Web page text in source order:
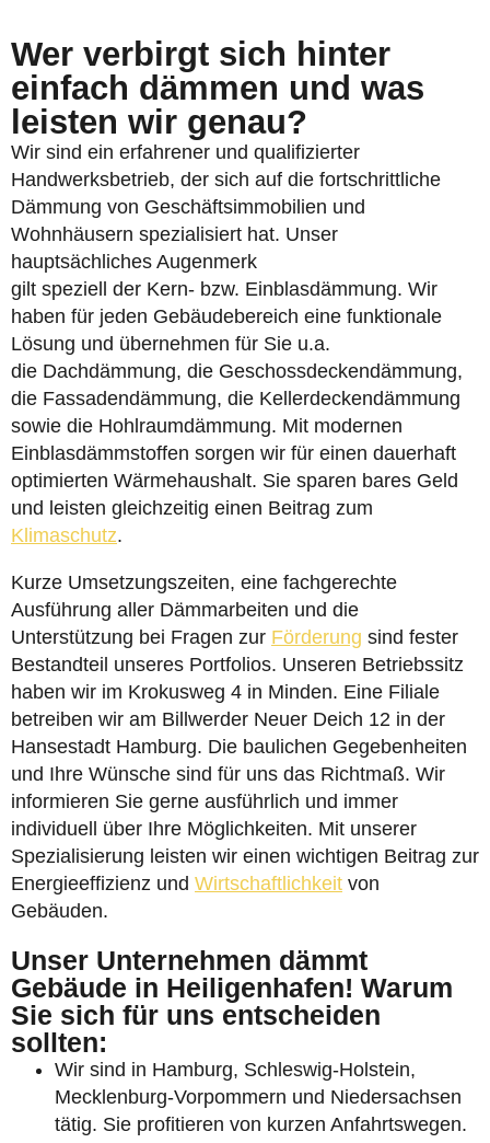
Wer verbirgt sich hinter
einfach dämmen und was
leisten wir genau?
Wir sind ein erfahrener und qualifizierter
Handwerksbetrieb, der sich auf die fortschrittliche
Dämmung von Geschäftsimmobilien und
Wohnhäusern spezialisiert hat. Unser
hauptsächliches Augenmerk
gilt speziell der Kern- bzw. Einblasdämmung. Wir
haben für jeden Gebäudebereich eine funktionale
Lösung und übernehmen für Sie u.a.
die Dachdämmung, die Geschossdeckendämmung,
die Fassadendämmung, die Kellerdeckendämmung
sowie die Hohlraumdämmung. Mit modernen
Einblasdämmstoffen sorgen wir für einen dauerhaft
optimierten Wärmehaushalt. Sie sparen bares Geld
und leisten gleichzeitig einen Beitrag zum
Klimaschutz.
Kurze Umsetzungszeiten, eine fachgerechte
Ausführung aller Dämmarbeiten und die
Unterstützung bei Fragen zur Förderung sind fester
Bestandteil unseres Portfolios. Unseren Betriebssitz
haben wir im Krokusweg 4 in Minden. Eine Filiale
betreiben wir am Billwerder Neuer Deich 12 in der
Hansestadt Hamburg. Die baulichen Gegebenheiten
und Ihre Wünsche sind für uns das Richtmaß. Wir
informieren Sie gerne ausführlich und immer
individuell über Ihre Möglichkeiten. Mit unserer
Spezialisierung leisten wir einen wichtigen Beitrag zur
Energieeffizienz und Wirtschaftlichkeit von
Gebäuden.
Unser Unternehmen dämmt
Gebäude in Heiligenhafen! Warum
Sie sich für uns entscheiden
sollten:
Wir sind in Hamburg, Schleswig-Holstein,
Mecklenburg-Vorpommern und Niedersachsen
tätig. Sie profitieren von kurzen Anfahrtswegen.